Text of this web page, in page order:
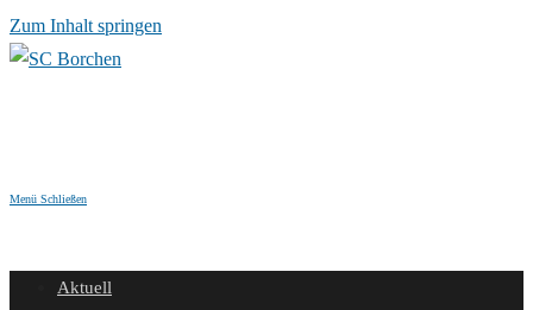
Zum Inhalt springen
Menü Schließen
Aktuell